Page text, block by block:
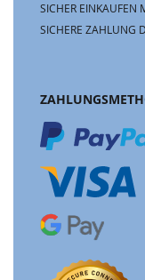
SICHER EINKAUFEN
SICHERE ZAHLUNG